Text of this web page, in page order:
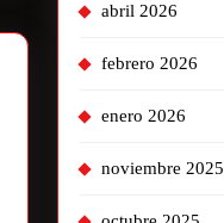
abril 2026
febrero 2026
enero 2026
noviembre 2025